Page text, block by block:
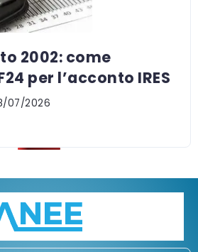
2002: come
per l’acconto IRES
07/2026